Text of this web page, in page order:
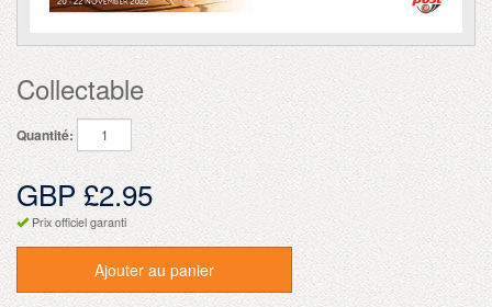
Collectable
Quantité:
GBP £2.95
Prix officiel garanti
Ajouter au panier